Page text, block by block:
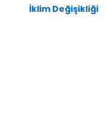
İklim Değişikliği